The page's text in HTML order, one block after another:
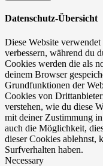
Datenschutz-Übersicht
Diese Website
verbessern, während du
Cookies werden die als
deinem Browser
Grundfunktionen der
Cookies von
verstehen, wie du diese
mit deiner Zustimmung
auch die Möglichkeit,
dieser Cookies ablehnst,
Surfverhalten haben.
Necessary